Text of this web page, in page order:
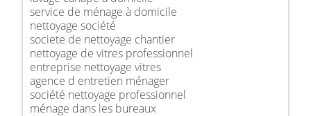
service de ménage à domicile
nettoyage société
societe de nettoyage chantier
nettoyage de vitres professionnel
entreprise nettoyage vitres
agence d entretien ménager
société nettoyage professionnel
ménage dans les bureaux